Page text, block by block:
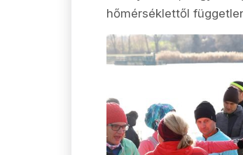
hőmérséklettől